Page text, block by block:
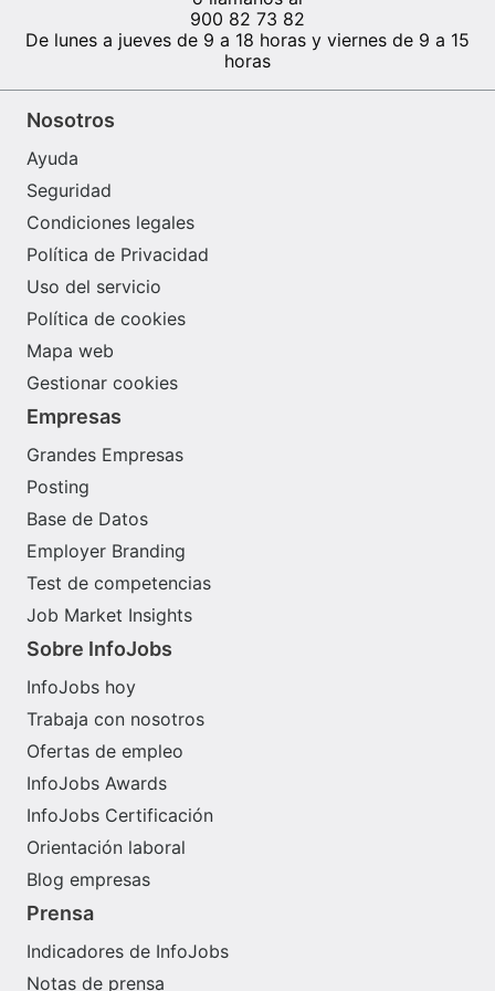
seguir una planificación ya definida. Buscamos a una
persona con potencial, capaz de aprender
funcione de forma eficiente cada día. Si te motivan los
quieres crecer profesionalmente en el ámbito
industrial… ¡estaremos encantados de conocerte!
900 82 73 82
De lunes a jueves de 9 a 18 horas y viernes de 9 a 15
horas
Nosotros
Ayuda
Seguridad
Condiciones legales
Política de Privacidad
Uso del servicio
Política de cookies
Mapa web
Gestionar cookies
Empresas
Grandes Empresas
Posting
Base de Datos
Employer Branding
Test de competencias
Job Market Insights
Sobre InfoJobs
InfoJobs hoy
Trabaja con nosotros
Ofertas de empleo
InfoJobs Awards
InfoJobs Certificación
Orientación laboral
Blog empresas
Prensa
Indicadores de InfoJobs
Notas de prensa